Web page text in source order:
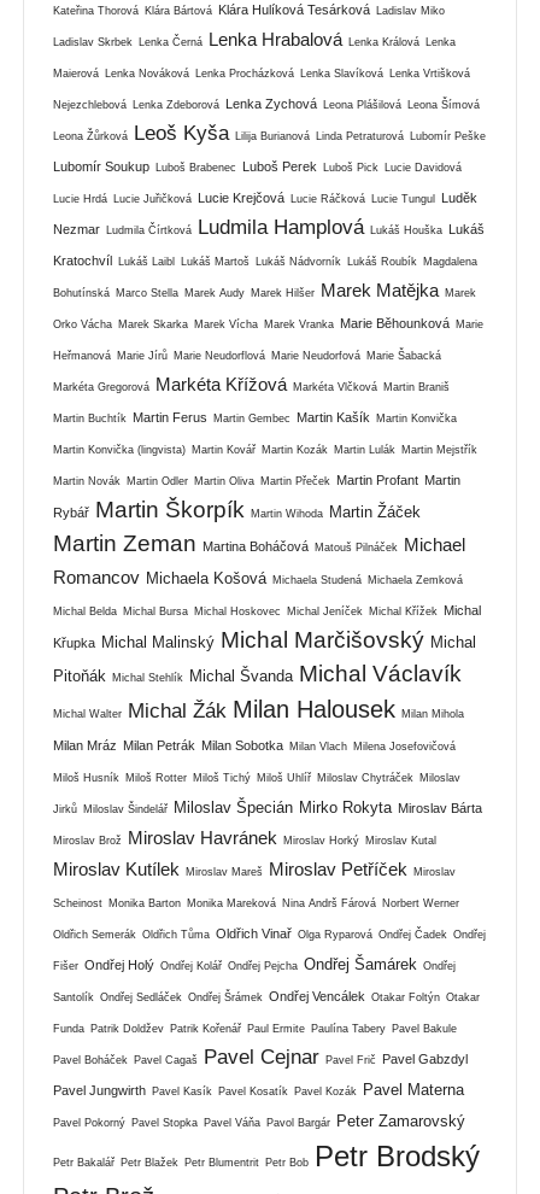
Kateřina Thorová Klára Bártová Klára Hulíková Tesárková Ladislav Miko
Ladislav Skrbek Lenka Černá Lenka Hrabalová Lenka Králová Lenka
Maierová Lenka Nováková Lenka Procházková Lenka Slavíková Lenka Vrtišková
Nejezchlebová Lenka Zdeborová Lenka Zychová Leona Plášilová Leona Šímová
Leona Žůrková Leoš Kyša Lilija Burianová Linda Petraturová Lubomír Peške
Lubomír Soukup Luboš Brabenec Luboš Perek Luboš Pick Lucie Davidová
Lucie Hrdá Lucie Juřičková Lucie Krejčová Lucie Ráčková Lucie Tungul Luděk
Nezmar Ludmila Čírtková Ludmila Hamplová Lukáš Houška Lukáš
Kratochvíl Lukáš Laibl Lukáš Martoš Lukáš Nádvorník Lukáš Roubík Magdalena
Bohutínská Marco Stella Marek Audy Marek Hilšer Marek Matějka Marek
Orko Vácha Marek Skarka Marek Vícha Marek Vranka Marie Běhounková Marie
Heřmanová Marie Jírů Marie Neudorflová Marie Neudorfová Marie Šabacká
Markéta Gregorová Markéta Křížová Markéta Vlčková Martin Braniš
Martin Buchtík Martin Ferus Martin Gembec Martin Kašík Martin Konvička
Martin Konvička (lingvista) Martin Kovář Martin Kozák Martin Lulák Martin Mejstřík
Martin Novák Martin Odler Martin Oliva Martin Přeček Martin Profant Martin
Rybář Martin Škorpík Martin Wihoda Martin Žáček
Martin Zeman Martina Boháčová Matouš Pilnáček
Michael
Romancov Michaela Košová Michaela Studená Michaela Zemková
Michal Belda Michal Bursa Michal Hoskovec Michal Jeníček Michal Křížek Michal
Křupka Michal Malinský Michal Marčišovský Michal
Pitoňák
Michal Stehlík Michal Švanda Michal Václavík
Michal Walter Michal Žák Milan Halousek Milan Mihola
Milan Mráz Milan Petrák Milan Sobotka Milan Vlach Milena Josefovičová
Miloš Husník Miloš Rotter Miloš Tichý Miloš Uhlíř Miloslav Chytráček Miloslav
Jirků Miloslav Šindelář Miloslav Špecián Mirko Rokyta Miroslav Bárta
Miroslav Brož Miroslav Havránek Miroslav Horký Miroslav Kutal
Miroslav Kutílek Miroslav Mareš Miroslav Petříček Miroslav
Scheinost Monika Barton Monika Mareková Nina Andrš Fárová Norbert Werner
Oldřich Semerák Oldřich Tůma Oldřich Vinař Olga Ryparová Ondřej Čadek Ondřej
Fišer Ondřej Holý Ondřej Kolář Ondřej Pejcha Ondřej Šamárek Ondřej
Santolík Ondřej Sedláček Ondřej Šrámek Ondřej Vencálek Otakar Foltýn Otakar
Funda Patrik Doldžev Patrik Kořenář Paul Ermite Paulína Tabery Pavel Bakule
Pavel Boháček Pavel Cagaš Pavel Cejnar Pavel Frič Pavel Gabzdyl
Pavel Jungwirth Pavel Kasík Pavel Kosatík Pavel Kozák Pavel Materna
Pavel Pokorný Pavel Stopka Pavel Váňa Pavol Bargár Peter Zamarovský
Petr Bakalář Petr Blažek Petr Blumentrit Petr Bob Petr Brodský